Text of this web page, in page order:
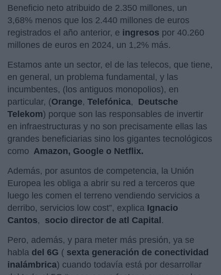
Beneficio neto atribuido de 2.350 millones, un
3,68% menos que los 2.440 millones de euros
registrados el año anterior, e ingresos por 40.260
millones de euros en 2024, un 1,2% más.
Estamos ante un sector, el de las telecos, que tiene,
en general, un problema fundamental, y las
incumbentes, (los antiguos monopolios), en
particular, (Orange, Telefónica,
Deutsche
Telekom) porque son las responsables de invertir
en infraestructuras y no son precisamente ellas las
grandes beneficiarias sino los gigantes tecnológicos
como Amazon, Google o Netflix.
Además, por asuntos de competencia, la Unión
Europea les obliga a abrir su red a terceros que
luego les comen el terreno vendiendo servicios a
derribo, servicios low cost”, explica Ignacio
Cantos, socio director de atl Capital.
Pero, además, y para meter más presión, ya se
habla del 6G ( sexta generación de conectividad
inalámbrica) cuando todavía está por desarrollar